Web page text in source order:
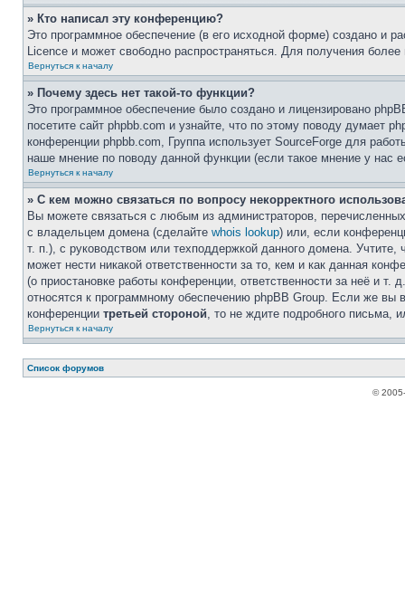
» Кто написал эту конференцию?
Это программное обеспечение (в его исходной форме) создано и
Licence и может свободно распространяться. Для получения
Вернуться к началу
» Почему здесь нет такой-то функции?
Это программное обеспечение было создано и лицензировано
посетите сайт phpbb.com и узнайте, что по этому поводу думает
конференции phpbb.com, Группа использует SourceForge для
наше мнение по поводу данной функции (если такое мнение у нас
Вернуться к началу
» С кем можно связаться по вопросу некорректного
Вы можете связаться с любым из администраторов,
с владельцем домена (сделайте whois lookup) или, если
т. п.), с руководством или техподдержкой данного домена. Учтите,
может нести никакой ответственности за то, кем и как данная
(о приостановке работы конференции, ответственности за неё и т.
относятся к программному обеспечению phpBB Group. Если же вы
конференции третьей стороной, то не ждите подробного письма,
Вернуться к началу
Список форумов
©